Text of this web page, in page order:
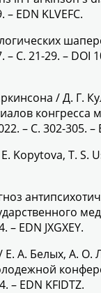
EDN KLVEFC.
С. 21-29. – DOI
/ Д. Г.
конгресса
– С. 302-305. –
Kopytova, T. S.
EDN JXGXEY.
А. Белых, А. О.
– EDN KFIDTZ.